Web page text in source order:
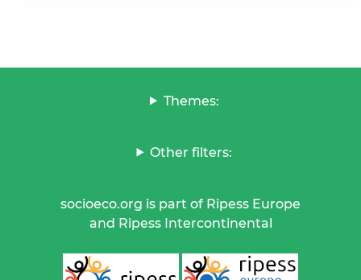
Themes:
Other filters:
socioeco.org is part of Ripess Europe
and Ripess Intercontinental